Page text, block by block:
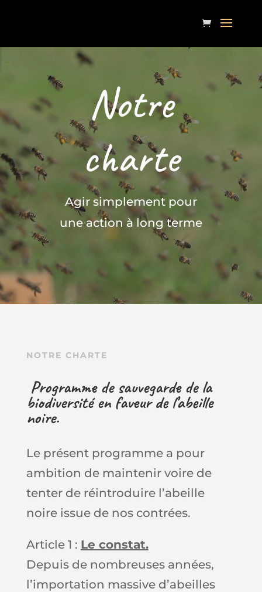
Notre
charte
Agir simplement pour
une action à long terme
NOTRE CHARTE
Programme de sauvegarde de la
biodiversité en faveur de l’abeille
noire.
Le présent programme a pour
ambition de maintenir voire de
tenter de réintroduire l’abeille
noire issue de nos contrées.
Article 1 : Le constat.
Depuis de nombreuses années,
l’importation massive d’abeilles